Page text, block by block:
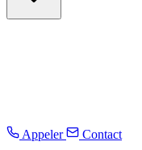
Appeler Contact